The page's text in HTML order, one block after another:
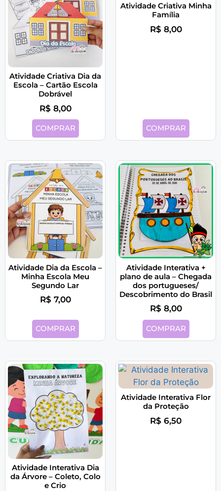
Atividade Criativa Dia da
Escola – Cartão Escola
Dobrável
R$ 8,00
COMPRAR
Atividade Criativa Minha
Família
R$ 8,00
COMPRAR
Atividade Dia da Escola –
Minha Escola Meu
Segundo Lar
R$ 7,00
COMPRAR
Atividade Interativa +
plano de aula – Chegada
dos portugueses/
Descobrimento do Brasil
R$ 8,00
COMPRAR
Atividade Interativa Dia
da Árvore – Coleto, Colo
e Crio
Atividade Interativa Flor
da Proteção
R$ 6,50